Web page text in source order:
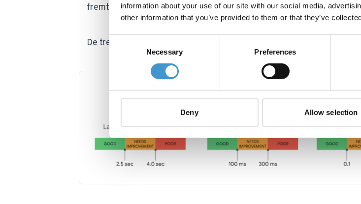
information about your use of our site with our social media,
other information that you’ve provided to them or that they’ve
Consent
Necessary Preferences
Deny Allow selection
fremtiden​.
De tre elementer - udover INP - er LCP, FID og CLS: